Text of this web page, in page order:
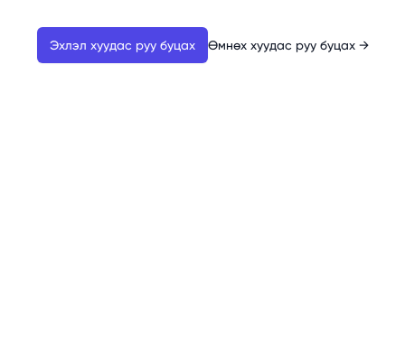
Эхлэл хуудас руу буцах Өмнөх хуудас руу буцах →